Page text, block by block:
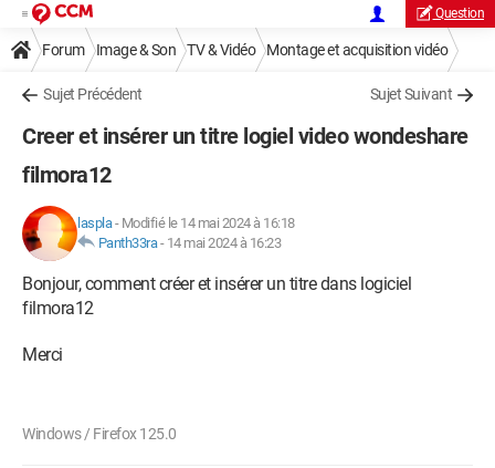
Question
Forum Image & Son TV & Vidéo Montage et acquisition vidéo
Sujet Précédent Sujet Suivant
Creer et insérer un titre logiel video wondeshare
filmora12
laspla- Modifié le 14 mai 2024 à 16:18
Panth33ra- 14 mai 2024 à 16:23
Bonjour, comment créer et insérer un titre dans logiciel
filmora12
Merci
Windows / Firefox 125.0